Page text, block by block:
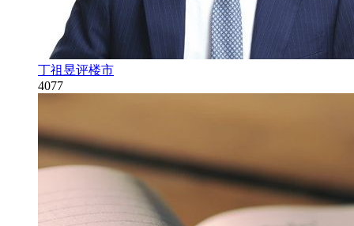
丁祖昱评楼市
4077